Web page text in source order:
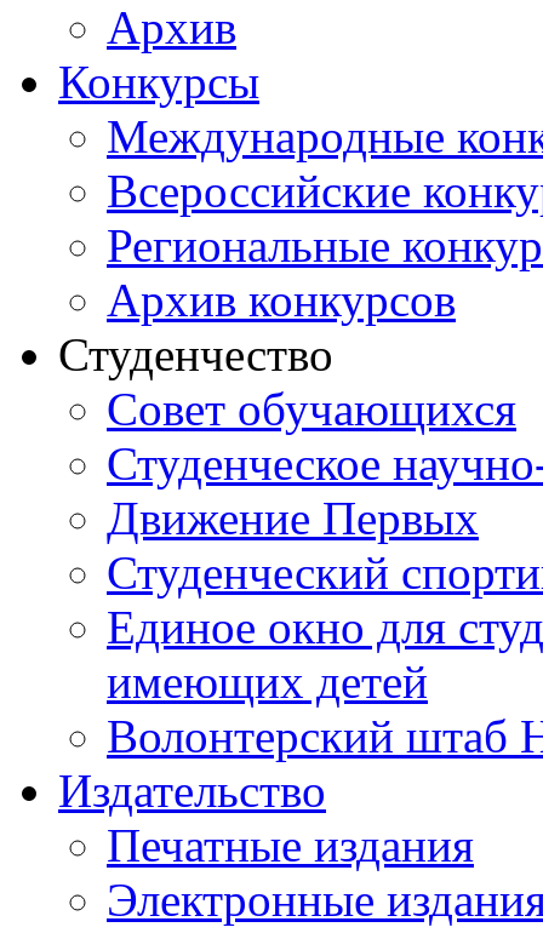
Архив
Конкурсы
Международные
Всероссийские
Региональные
Архив конкурсов
Студенчество
Совет обучающихся
Студенческое
Движение Первых
Студенческий
Единое окно для
имеющих детей
Волонтерский штаб
Издательство
Печатные издания
Электронные